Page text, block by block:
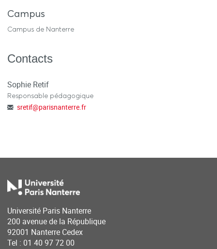
Campus
Campus de Nanterre
Contacts
Sophie Retif
Responsable pédagogique
sretif@parisnanterre.fr
Université Paris Nanterre
200 avenue de la République
92001 Nanterre Cedex
Tel : 01 40 97 72 00